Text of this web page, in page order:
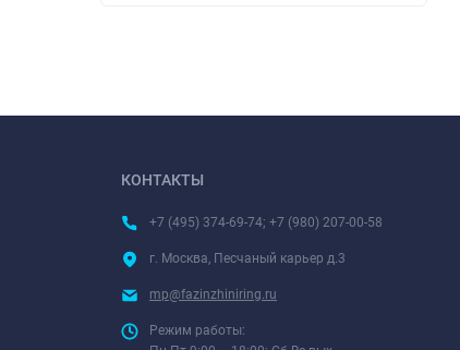
КОНТАКТЫ
+7 (495) 374-69-74; +7 (980) 207-00-58
г. Москва, Песчаный карьер д.3
mp@fazinzhiniring.ru
Режим работы: